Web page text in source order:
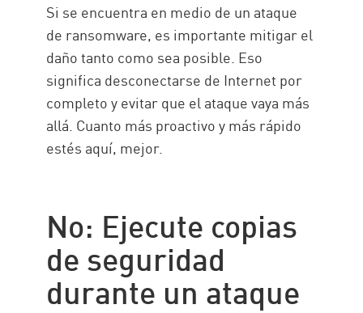
Si se encuentra en medio de un ataque
de ransomware, es importante mitigar el
daño tanto como sea posible. Eso
significa desconectarse de Internet por
completo y evitar que el ataque vaya más
allá. Cuanto más proactivo y más rápido
estés aquí, mejor.
No: Ejecute copias
de seguridad
durante un ataque